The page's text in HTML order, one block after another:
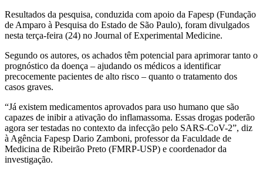
Resultados da pesquisa, conduzida com apoio da Fapesp (Fundação
de Amparo à Pesquisa do Estado de São Paulo), foram divulgados
nesta terça-feira (24) no Journal of Experimental Medicine.
Segundo os autores, os achados têm potencial para aprimorar tanto o
prognóstico da doença – ajudando os médicos a identificar
precocemente pacientes de alto risco – quanto o tratamento dos
casos graves.
“Já existem medicamentos aprovados para uso humano que são
capazes de inibir a ativação do inflamassoma. Essas drogas poderão
agora ser testadas no contexto da infecção pelo SARS-CoV-2”, diz
à Agência Fapesp Dario Zamboni, professor da Faculdade de
Medicina de Ribeirão Preto (FMRP-USP) e coordenador da
investigação.